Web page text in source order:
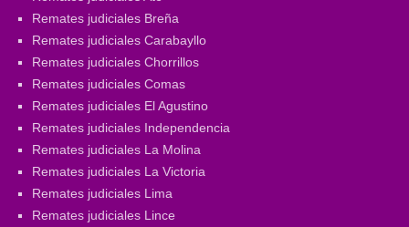
Remates judiciales Breña
Remates judiciales Carabayllo
Remates judiciales Chorrillos
Remates judiciales Comas
Remates judiciales El Agustino
Remates judiciales Independencia
Remates judiciales La Molina
Remates judiciales La Victoria
Remates judiciales Lima
Remates judiciales Lince